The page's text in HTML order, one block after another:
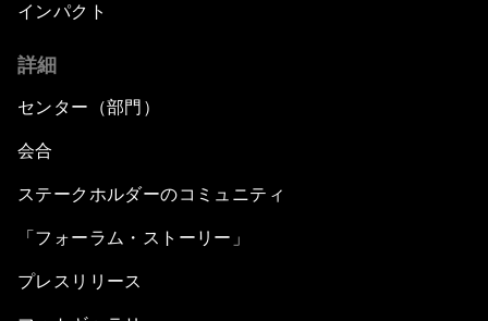
インパクト
詳細
センター（部門）
会合
ステークホルダーのコミュニティ
「フォーラム・ストーリー」
プレスリリース